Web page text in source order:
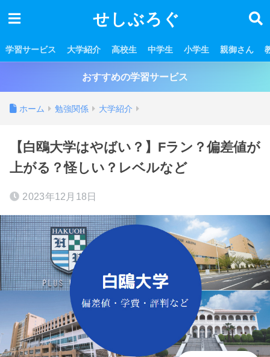
せしぶろぐ
学習サービス 大学紹介 高校生 中学生 小学生 親御さん
おすすめの学習サービス
ホーム 勉強関係 大学紹介
【白鴎大学はやばい？】Fラン？偏差値が
上がる？怪しい？レベルなど
2023年12月18日